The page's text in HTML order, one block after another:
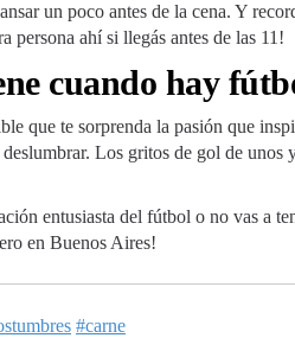
un poco antes de la cena. Y
persona ahí si llegás antes de las 11!
cuando hay
que te sorprenda la pasión que
Los gritos de gol de
entusiasta del fútbol o no vas a
en Buenos Aires!
#carne